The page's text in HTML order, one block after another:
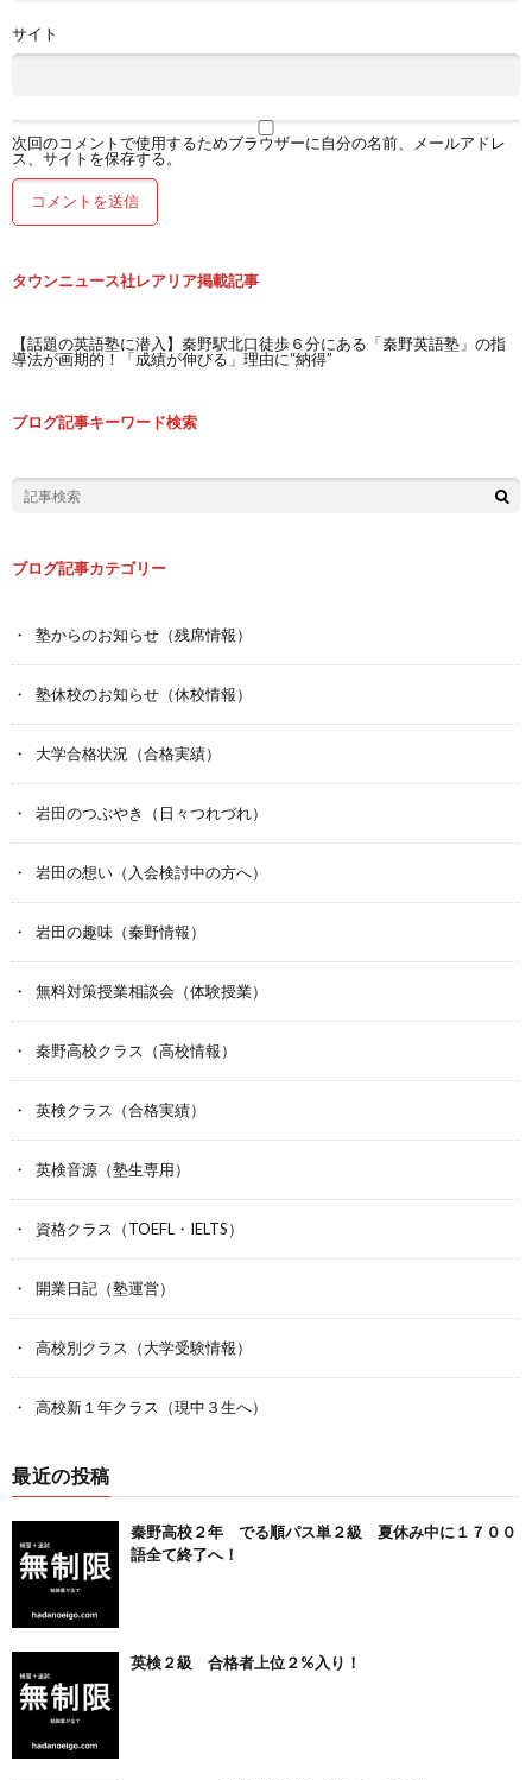
サイト
次回のコメントで使用するためブラウザーに自分の名前、メールアドレ
ス、サイトを保存する。
タウンニュース社レアリア掲載記事
【話題の英語塾に潜入】秦野駅北口徒歩６分にある「秦野英語塾」の指
導法が画期的！「成績が伸びる」理由に“納得”
ブログ記事キーワード検索
ブログ記事カテゴリー
塾からのお知らせ（残席情報）
塾休校のお知らせ（休校情報）
大学合格状況（合格実績）
岩田のつぶやき（日々つれづれ）
岩田の想い（入会検討中の方へ）
岩田の趣味（秦野情報）
無料対策授業相談会（体験授業）
秦野高校クラス（高校情報）
英検クラス（合格実績）
英検音源（塾生専用）
資格クラス（TOEFL・IELTS）
開業日記（塾運営）
高校別クラス（大学受験情報）
高校新１年クラス（現中３生へ）
最近の投稿
秦野高校２年 でる順パス単２級 夏休み中に１７００
語全て終了へ！
英検２級 合格者上位２%入り！